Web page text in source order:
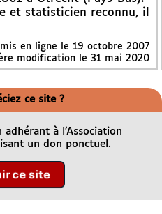
et statisticien reconnu, il
en ligne le 19 octobre 2007
modification le 31 mai 2020
ce site ?
à l’Association
un don ponctuel.